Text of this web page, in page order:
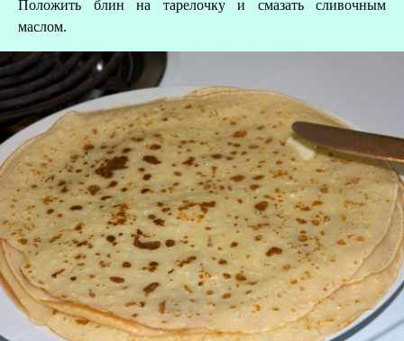
Положить блин на тарелочку и смазать сливочным
маслом.